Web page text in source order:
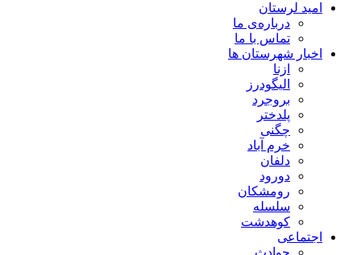
امید لرستان
درباره‌ی ما
تماس با ما
اخبار شهرستان ها
ازنا
الیگودرز
بروجرد
پلدختر
چگنی
خرم آباد
دلفان
دورود
رومشکان
سلسله
کوهدشت
اجتماعی
حوادث